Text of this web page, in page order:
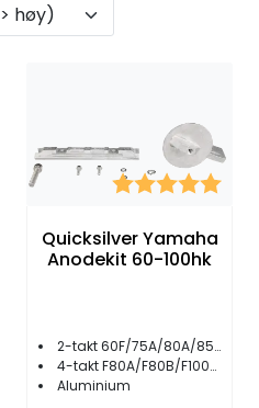
4.3 av 5 mulige
Karakter:
Quicksilver Yamaha
Anodekit 60-100hk
2-takt 60F/75A/80A/85A/90A
4-takt F80A/F80B/F100A/F100D
Aluminium